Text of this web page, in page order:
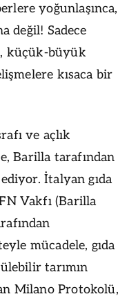
yoğunlaşınca,
değil! Sadece
küçük-büyük
kısaca bir
ve açlık
Barilla tarafından
İtalyan gıda
Vakfı (Barilla
mücadele, gıda
tarımın
Milano Protokolü,